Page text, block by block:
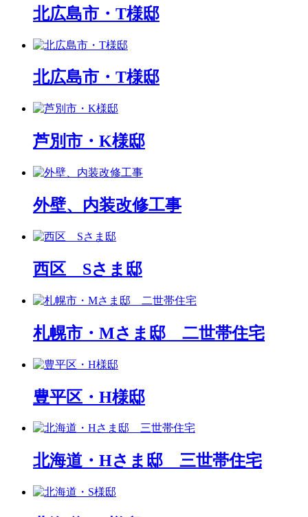
北広島市・T様邸
北広島市・T様邸
芦別市・K様邸
外壁、内装改修工事
西区 Sさま邸
札幌市・Mさま邸 二世帯住宅
豊平区・H様邸
北海道・Hさま邸 三世帯住宅